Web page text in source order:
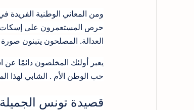
ومن المعاني الوطنية الفريدة
حرص المستعمرون على إسكات
العدالة. المصلحون يتبنون صورة
يعبر أولئك المخلصون دائمًا
حب الوطن الأم . الشابي لهذا
قصيدة تونس